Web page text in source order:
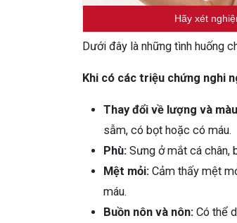
Hãy xét
Dưới đây là những tình huống
Khi có các triệu chứng nghi
Thay đổi về lượng và
sẫm, có bọt hoặc có máu.
Phù: Sưng ở mắt cá chân,
Mệt mỏi: Cảm thấy mệt
máu.
Buồn nôn và nôn: Có thể